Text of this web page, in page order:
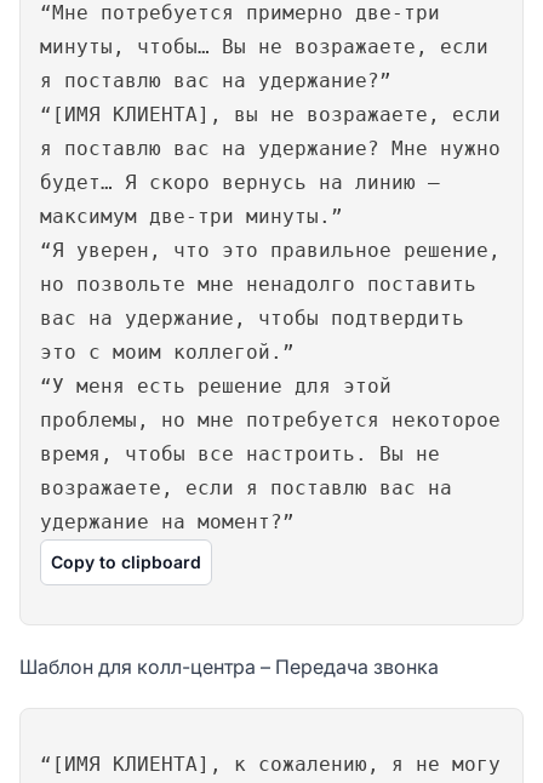
“Мне потребуется примерно две-три
минуты, чтобы… Вы не возражаете, если
я поставлю вас на удержание?”
“[ИМЯ КЛИЕНТА], вы не возражаете, если
я поставлю вас на удержание? Мне нужно
будет… Я скоро вернусь на линию —
максимум две-три минуты.”
“Я уверен, что это правильное решение,
но позвольте мне ненадолго поставить
вас на удержание, чтобы подтвердить
это с моим коллегой.”
“У меня есть решение для этой
проблемы, но мне потребуется некоторое
время, чтобы все настроить. Вы не
возражаете, если я поставлю вас на
удержание на момент?”
Copy to clipboard
Шаблон для колл-центра – Передача звонка
“[ИМЯ КЛИЕНТА], к сожалению, я не могу